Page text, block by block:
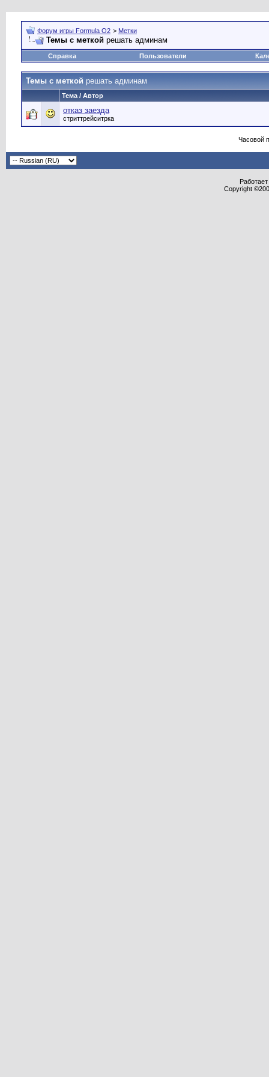
Форум игры Formula O2 > Метки
Темы с меткой решать админам
Справка Пользователи
Темы с меткой решать админам
Тема / Автор
отказ заезда
стриттрейситрка
Часовой
Copyright